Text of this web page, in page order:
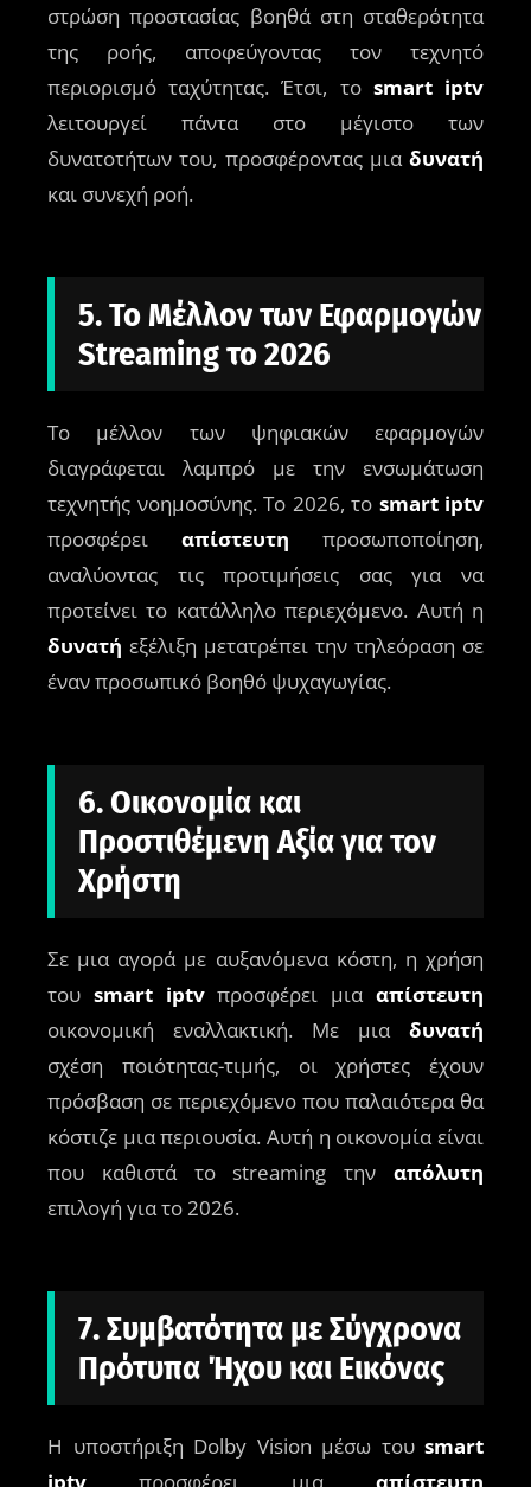
στρώση προστασίας βοηθά στη σταθερότητα
της ροής, αποφεύγοντας τον τεχνητό
περιορισμό ταχύτητας. Έτσι, το smart iptv
λειτουργεί πάντα στο μέγιστο των
δυνατοτήτων του, προσφέροντας μια δυνατή
και συνεχή ροή.
5. Το Μέλλον των Εφαρμογών
Streaming το 2026
Το μέλλον των ψηφιακών εφαρμογών
διαγράφεται λαμπρό με την ενσωμάτωση
τεχνητής νοημοσύνης. Το 2026, το smart iptv
προσφέρει απίστευτη προσωποποίηση,
αναλύοντας τις προτιμήσεις σας για να
προτείνει το κατάλληλο περιεχόμενο. Αυτή η
δυνατή εξέλιξη μετατρέπει την τηλεόραση σε
έναν προσωπικό βοηθό ψυχαγωγίας.
6. Οικονομία και
Προστιθέμενη Αξία για τον
Χρήστη
Σε μια αγορά με αυξανόμενα κόστη, η χρήση
του smart iptvπροσφέρει μιααπίστευτη
οικονομική εναλλακτική. Με μια δυνατή
σχέση ποιότητας-τιμής, οι χρήστες έχουν
πρόσβαση σε περιεχόμενο που παλαιότερα θα
κόστιζε μια περιουσία. Αυτή η οικονομία είναι
που καθιστά το streaming την απόλυτη
επιλογή για το 2026.
7. Συμβατότητα με Σύγχρονα
Πρότυπα Ήχου και Εικόνας
Η υποστήριξη Dolby Vision μέσω του smart